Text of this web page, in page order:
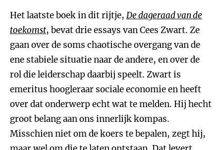
Het laatste boek in dit rijtje, De dageraad van de
toekomst, bevat drie essays van Cees Zwart. Ze
gaan over de soms chaotische overgang van de
ene stabiele situatie naar de andere, en over de
rol die leiderschap daarbij speelt. Zwart is
emeritus hoogleraar sociale economie en heeft
over dat onderwerp echt wat te melden. Hij hecht
groot belang aan ons innerlijk kompas.
Misschien niet om de koers te bepalen, zegt hij,